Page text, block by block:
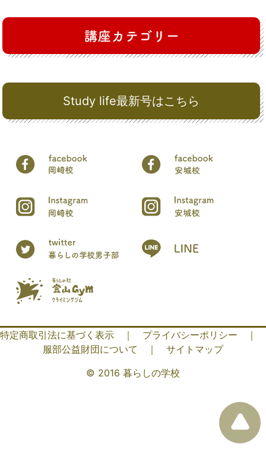
Study life最新号はこちら
特定商取引法に基づく表示 ｜ プライバシーポリシー
｜
服部公益財団について
｜
サイトマップ
© 2016 暮らしの学校